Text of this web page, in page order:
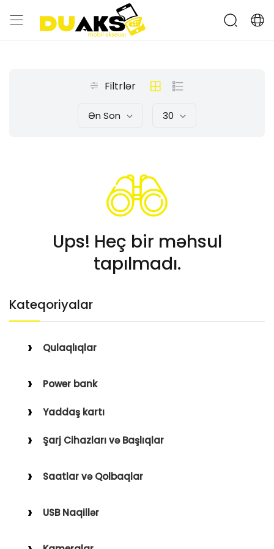
Kateqoriyalar
Qulaqlıqlar
Qulaqüstü
Power bank
Yaddaş kartı
Şarj Cihazları və Başlıqlar
Saatlar və Qolbaqlar
Saat Qolbaqları
USB Naqillər
Filtrlər
Ən Son 30
Ups! Heç bir məhsul
tapılmadı.